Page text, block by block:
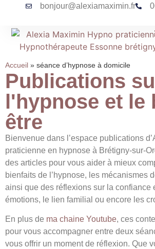
bonjour@alexiamaximin.fr
Accueil » séance d’hypnose à domicile
Publications
l'hypnose et le
être
Bienvenue dans l’espace publications
praticienne en hypnose à Brétigny-sur-
des articles pour vous aider à mieux
bienfaits de l’hypnose, les mécanismes
ainsi que des réflexions sur la confiance
émotions, le lien familial ou encore les
En plus de ma chaine Youtube, ces
pour vous accompagner entre deux
vous offrir un moment de réflexion. Que